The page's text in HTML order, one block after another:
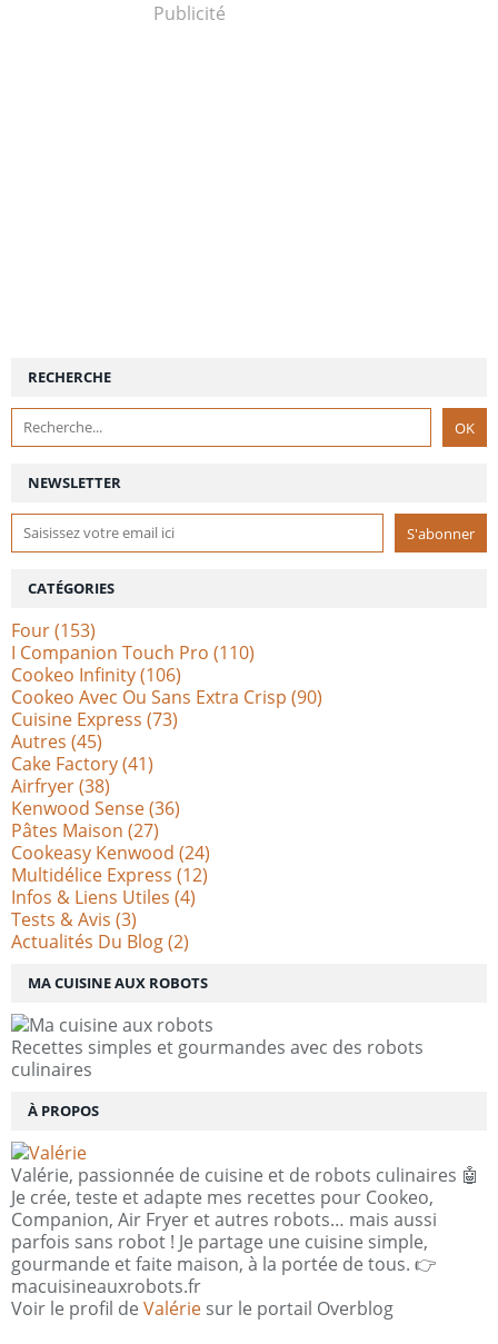
Publicité
NEWSLETTER
RECHERCHE
MA CUISINE AUX ROBOTS
Recettes simples et gourmandes avec des robots
culinaires
À PROPOS
Valérie, passionnée de cuisine et de robots culinaires 🤖
Je crée, teste et adapte mes recettes pour Cookeo,
Companion, Air Fryer et autres robots… mais aussi
parfois sans robot ! Je partage une cuisine simple,
gourmande et faite maison, à la portée de tous. 👉
macuisineauxrobots.fr
Voir le profil de Valérie sur le portail Overblog
CATÉGORIES
Four(153)
I Companion Touch Pro (110)
Cookeo Infinity(106)
Cookeo Avec Ou Sans Extra Crisp (90)
Cuisine Express (73)
Autres (45)
Cake Factory(41)
Airfryer(38)
Kenwood Sense(36)
Pâtes Maison (27)
Cookeasy Kenwood (24)
Multidélice Express (12)
Infos & Liens Utiles (4)
Tests & Avis (3)
Actualités Du Blog(2)